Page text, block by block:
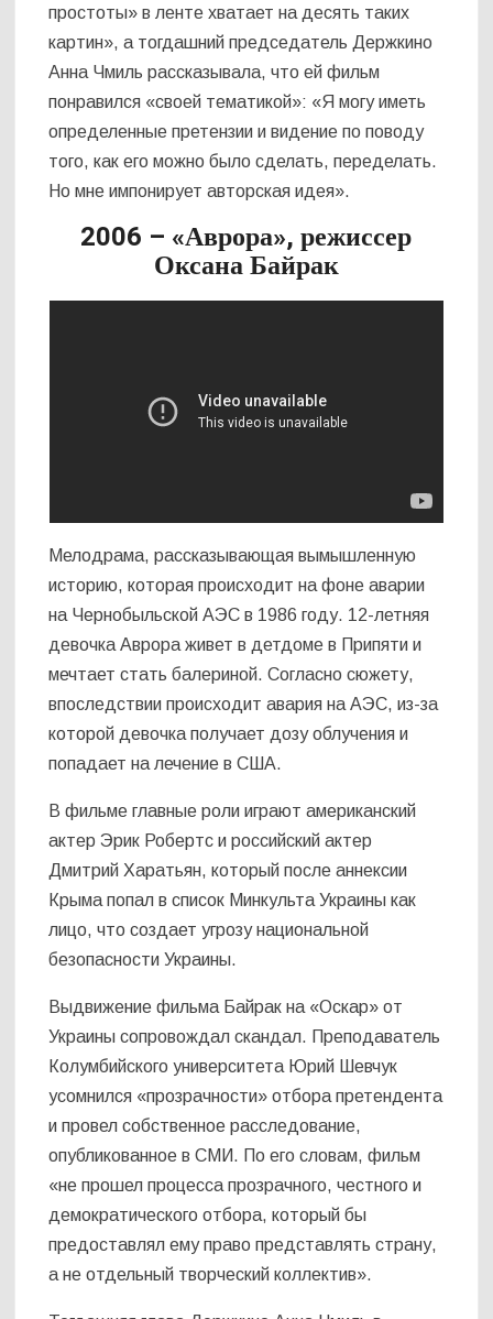
простоты» в ленте хватает на десять таких
картин», а тогдашний председатель Держкино
Анна Чмиль рассказывала, что ей фильм
понравился «своей тематикой»: «Я могу иметь
определенные претензии и видение по поводу
того, как его можно было сделать, переделать.
Но мне импонирует авторская идея».
2006 – «Аврора», режиссер
Оксана Байрак
Мелодрама, рассказывающая вымышленную
историю, которая происходит на фоне аварии
на Чернобыльской АЭС в 1986 году. 12-летняя
девочка Аврора живет в детдоме в Припяти и
мечтает стать балериной. Согласно сюжету,
впоследствии происходит авария на АЭС, из-за
которой девочка получает дозу облучения и
попадает на лечение в США.
В фильме главные роли играют американский
актер Эрик Робертс и российский актер
Дмитрий Харатьян, который после аннексии
Крыма попал в список Минкульта Украины как
лицо, что создает угрозу национальной
безопасности Украины.
Выдвижение фильма Байрак на «Оскар» от
Украины сопровождал скандал. Преподаватель
Колумбийского университета Юрий Шевчук
усомнился «прозрачности» отбора претендента
и провел собственное расследование,
опубликованное в СМИ. По его словам, фильм
«не прошел процесса прозрачного, честного и
демократического отбора, который бы
предоставлял ему право представлять страну,
а не отдельный творческий коллектив».